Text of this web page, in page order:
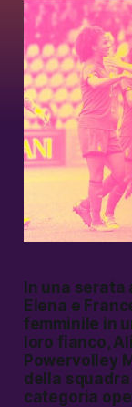
In una serata
Elena e
femminile in
loro fianco,
Powervolley
della
categoria